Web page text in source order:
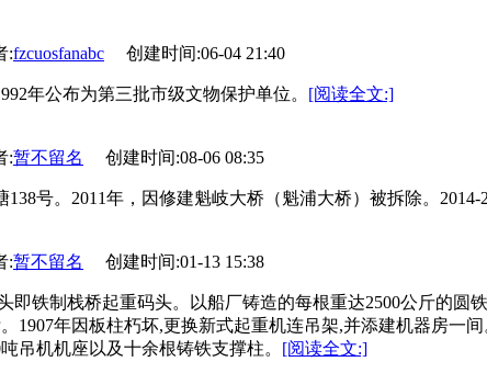
:fzcuosfanabc 创建时间:06-04 21:40
年公布为第三批市级文物保护单位。 [阅读全文:]
:暂不留名 创建时间:08-06 08:35
号。2011年，因修建魁岐大桥（魁浦大桥）被拆除。2014-
:暂不留名 创建时间:01-13 15:38
即铁制栈桥起重码头。以船厂铸造的每根重达2500公斤的
1907年因板柱朽坏,更换新式起重机连吊架,并添建机器房一
吊机机座以及十余根铸铁支撑柱。 [阅读全文:]